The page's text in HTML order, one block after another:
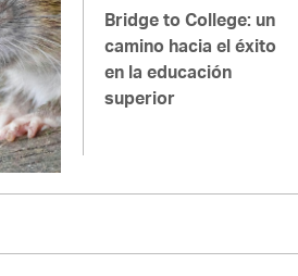
Bridge to College: un
camino hacia el éxito
en la educación
superior